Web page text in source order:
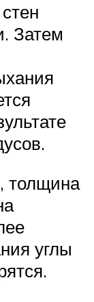
Затем
толщина
углы